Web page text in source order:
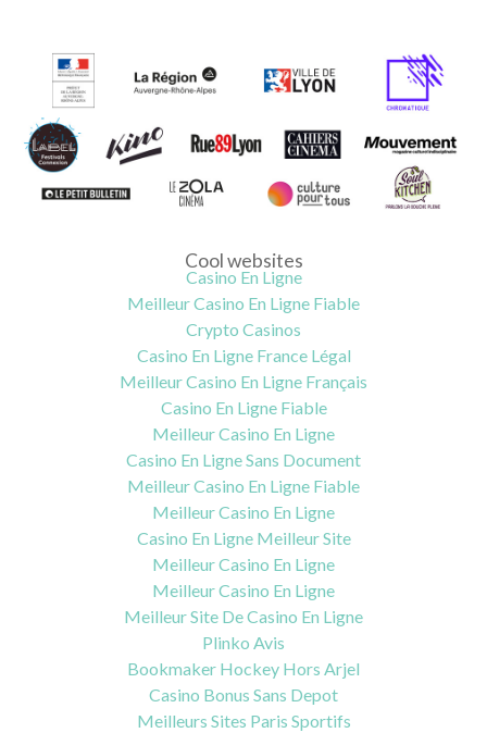
Cool websites
Casino En Ligne
Meilleur Casino En Ligne Fiable
Crypto Casinos
Casino En Ligne France Légal
Meilleur Casino En Ligne Français
Casino En Ligne Fiable
Meilleur Casino En Ligne
Casino En Ligne Sans Document
Meilleur Casino En Ligne Fiable
Meilleur Casino En Ligne
Casino En Ligne Meilleur Site
Meilleur Casino En Ligne
Meilleur Casino En Ligne
Meilleur Site De Casino En Ligne
Plinko Avis
Bookmaker Hockey Hors Arjel
Casino Bonus Sans Depot
Meilleurs Sites Paris Sportifs